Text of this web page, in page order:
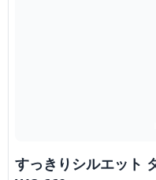
すっきりシルエット